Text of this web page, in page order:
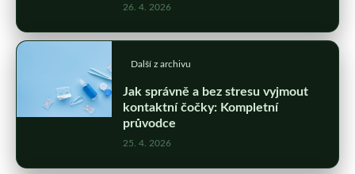
26. 4. 2026
Další z archivu
Jak správně a bez stresu vyjmout
kontaktní čočky: Kompletní
průvodce
25. 4. 2026